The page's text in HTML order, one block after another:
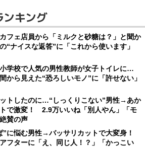
ンキング
カフェ店員から「ミルクと砂糖は？」と聞か
ナイスな返答”に「これから使います」
小学校で人気の男性教師が女子トイレに…
から見えた“恐ろしいモノ”に「許せない」
トしたのに…“しっくりこない”男性→あか
で激変！ 2.9万いいね「別人やん」「モ
賛の声
”に悩む男性→バッサリカットで大変身！
フターに「え、同じ人！？」「かっこい